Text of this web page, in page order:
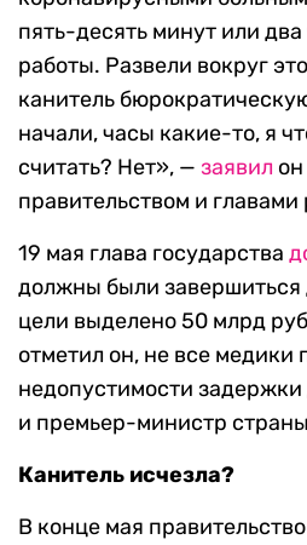
пять-десять минут или два
работы. Развели вокруг
канитель
начали, часы какие-то, я
считать? Нет», — заявил
правительством и главами
19 мая глава государства
должны были завершиться
цели выделено 50 млрд
отметил он, не все медики
недопустимости
и премьер-министр
Канитель исчезла?
В конце мая правительство